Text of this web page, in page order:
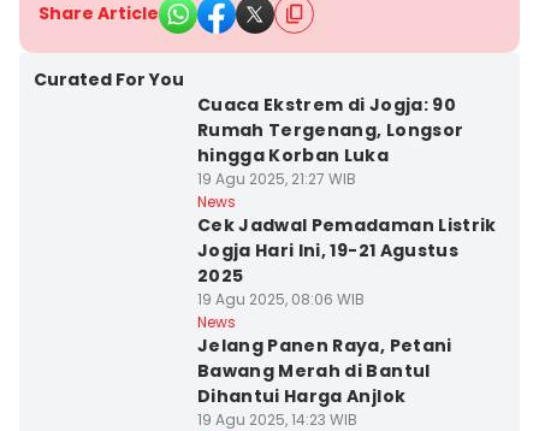
Share Article
Curated For You
Cuaca Ekstrem di Jogja: 90
Rumah Tergenang, Longsor
hingga Korban Luka
19 Agu 2025, 21:27 WIB
News
Cek Jadwal Pemadaman Listrik
Jogja Hari Ini, 19-21 Agustus
2025
19 Agu 2025, 08:06 WIB
News
Jelang Panen Raya, Petani
Bawang Merah di Bantul
Dihantui Harga Anjlok
19 Agu 2025, 14:23 WIB